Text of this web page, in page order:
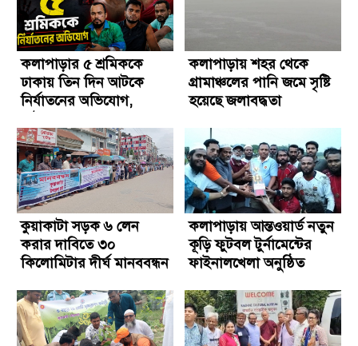
কলাপাড়ার ৫ শ্রমিককে
ঢাকায় তিন দিন আটকে
নির্যাতনের অভিযোগ,
কলাপাড়ায় শহর থেকে
গ্রামাঞ্চলের পানি জমে সৃষ্টি
হয়েছে জলাবদ্ধতা
কুয়াকাটা সড়ক ৬ লেন
করার দাবিতে ৩০
কিলোমিটার দীর্ঘ মানববন্ধন
কলাপাড়ায় আন্তওয়ার্ড নতুন
কূড়ি ফুটবল টুর্নামেন্টের
ফাইনালখেলা অনুষ্ঠিত